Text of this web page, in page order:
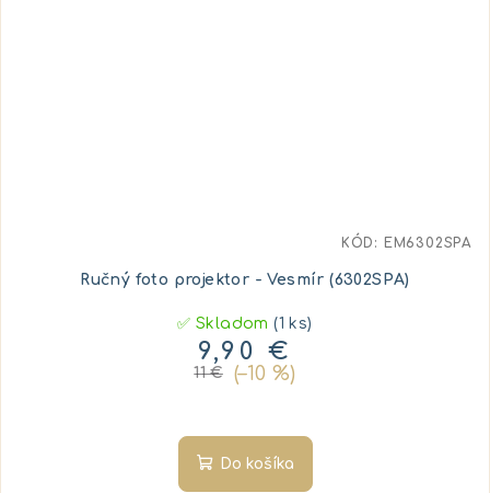
Ručný foto projektor - Vesmír (6302SPA)
✅ Skladom(1 ks)
9,90 €
11 € (–10 %)
Do košíka
KÓD: EM6302SPA